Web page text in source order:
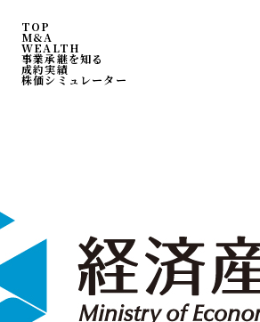
TOP
M&A
WEALTH
事業承継を知る
成約実績
株価シミュレーター